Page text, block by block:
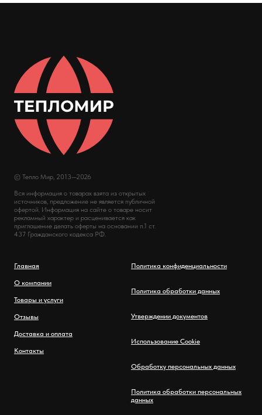
© Тепло Мир, 2013—2026
Вся информация о товарах взята из открытых
источников, предложение не является публичной
офертой. Информация на сайте о товаре носит
рекламный характер и расценивается как
приглашение делать оферты на основании п.1 ст.
437 Гражданского кодекса РФ.
Главная
О компании
Товары и услуги
Отзывы
Доставка и оплата
Контакты
Политика конфиденциальности
Политика обработки данных
Утверждении документов
Использование Cookie
Обработку персональных данных
Политика обработки персональных
данных